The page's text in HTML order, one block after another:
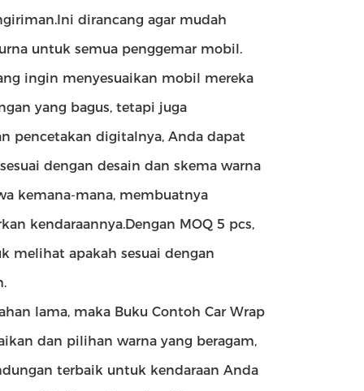
dirancang agar mudah
untuk semua penggemar mobil.
ingin menyesuaikan mobil mereka
yang bagus, tetapi juga
pencetakan digitalnya, Anda dapat
dengan desain dan skema warna
kemana-mana, membuatnya
kendaraannya.Dengan MOQ 5 pcs,
melihat apakah sesuai dengan
lama, maka Buku Contoh Car Wrap
dan pilihan warna yang beragam,
terbaik untuk kendaraan Anda